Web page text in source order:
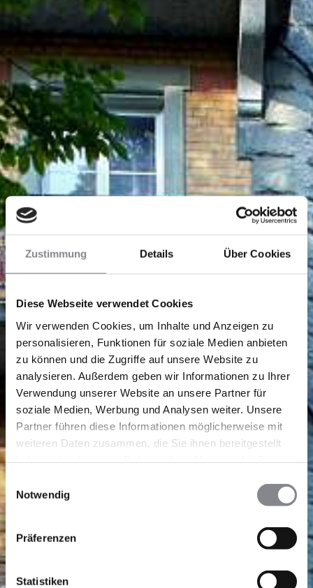
Zustimmung Details Über Cookies
Diese Webseite verwendet Cookies
Wir verwenden Cookies, um Inhalte und Anzeigen zu
personalisieren, Funktionen für soziale Medien anbieten
zu können und die Zugriffe auf unsere Website zu
analysieren. Außerdem geben wir Informationen zu Ihrer
Verwendung unserer Website an unsere Partner für
soziale Medien, Werbung und Analysen weiter. Unsere
Partner führen diese Informationen möglicherweise mit
weiteren Daten zusammen, die Sie ihnen bereitgestellt
Einwilligungsauswahl
Notwendig
Präferenzen
Statistiken